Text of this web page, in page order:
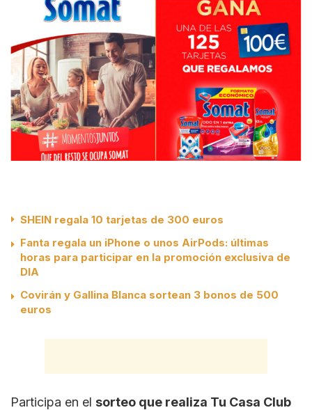
SHEIN regala 10 tarjetas de 300 euros
Fanta regala un iPhone o unos AirPods: últimas
horas para participar en la promoción exclusiva de
DIA
Covirán y Gallina Blanca sortean 3 bonos de 500
euros
Participa en el sorteo que realiza Tu Casa Club